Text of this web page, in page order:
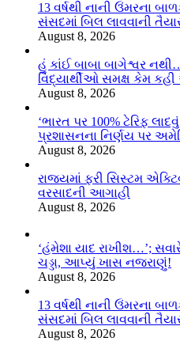
13 વર્ષથી નાની ઉંમરના
સંસદમાં બિલ લાવવાની
August 8, 2026
હું કાંઈ બાબા બાગેશ્વર
વિદ્યાર્થીઓ સમક્ષ કેમ
August 8, 2026
‘ભારત પર 100% ટેરિફ
પ્રશાસનના નિર્ણય પર
August 8, 2026
રાજ્યમાં ફરી સિસ્ટમ
વરસાદની આગાહી
August 8, 2026
‘હંમેશા યાદ રાખીશ…’;
ચડ્ડા, આપ્યું ખાસ નજરાણું!
August 8, 2026
13 વર્ષથી નાની ઉંમરના
સંસદમાં બિલ લાવવાની
August 8, 2026